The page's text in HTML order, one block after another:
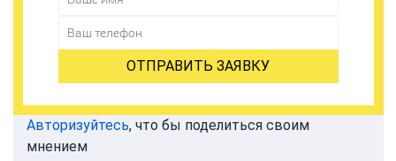
Авторизуйтесь, что бы поделиться своим
мнением